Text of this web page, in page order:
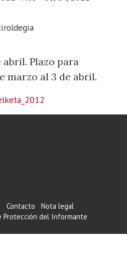
abril. Plazo para
marzo al 3 de abril.
Contacto
Nota legal
Protección del Informante